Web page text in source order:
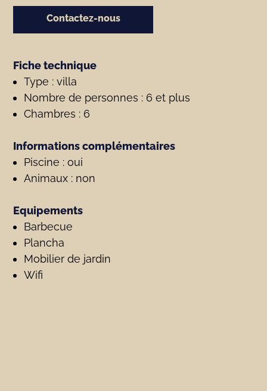
Contactez-nous
Fiche technique
Type : villa
Nombre de personnes : 6 et plus
Chambres : 6
Informations complémentaires
Piscine : oui
Animaux : non
Equipements
Barbecue
Plancha
Mobilier de jardin
Wifi